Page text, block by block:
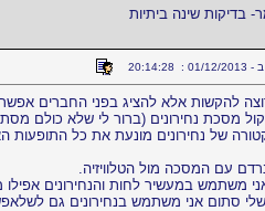
בדיקות שינה ביתיות
20:14:28
להקשות אלא להציג בפני החברים
מסכת נחירונים (ברור לי שלא כולם
של נחירונים מונעת את כל התופעות
עם המסכה מול הטלוויזיה.
משתמש במעשיר לחות והנחירונים
סתום אני משתמש בנחירונים גם